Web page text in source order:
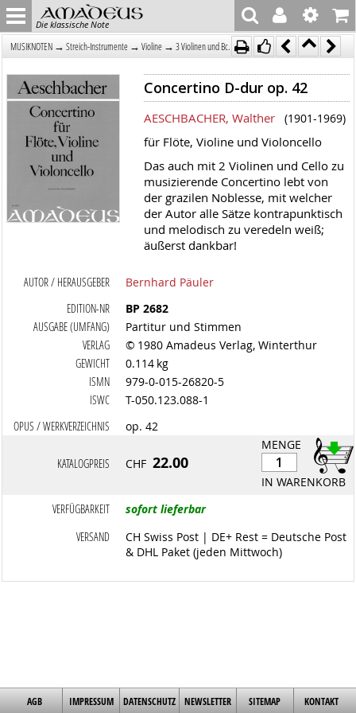
Die klassische Note
MUSIKNOTEN → Streich-Instrumente → Violine → 3 Violinen und Bc.
Concertino D-dur op. 42
AESCHBACHER, Walther (1901-1969)
für Flöte, Violine und Violoncello
Das auch mit 2 Violinen und Cello zu
musizierende Concertino lebt von
der grazilen Noblesse, mit welcher
der Autor alle Sätze kontrapunktisch
und melodisch zu veredeln weiß;
äußerst dankbar!
AUTOR / HERAUSGEBER
Bernhard Päuler
EDITION-NR
BP 2682
AUSGABE (UMFANG)
Partitur und Stimmen
VERLAG
© 1980 Amadeus Verlag, Winterthur
GEWICHT
0.114 kg
ISMN
979-0-015-26820-5
ISWC
T-050.123.088-1
OPUS / WERKVERZEICHNIS
op. 42
MENGE
IN WARENKORB
KATALOGPREIS CHF22.00
VERFÜGBARKEIT
sofort lieferbar
VERSAND
CH Swiss Post | DE+ Rest = Deutsche Post
& DHL Paket (jeden Mittwoch)
AGB IMPRESSUM DATENSCHUTZ NEWSLETTER SITEMAP KONTAKT